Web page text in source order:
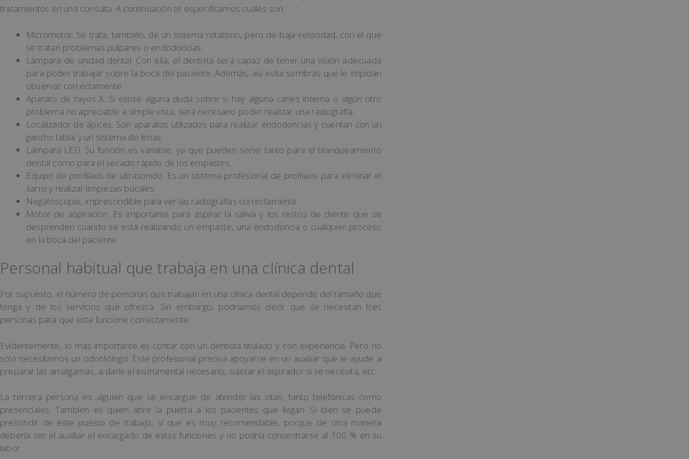
tratamientos en una consulta. A continuación te especificamos cuáles son:
Micromotor. Se trata, también, de un sistema rotatorio, pero de baja velocidad, con el que
se tratan problemas pulpares o endodoncias.
Lámpara de unidad dental. Con ella, el dentista será capaz de tener una visión adecuada
para poder trabajar sobre la boca del paciente. Además, así evita sombras que le impidan
observar correctamente.
Aparato de rayos X. Si existe alguna duda sobre si hay alguna caries interna o algún otro
problema no apreciable a simple vista, será necesario poder realizar una radiografía.
Localizador de ápices. Son aparatos utilizados para realizar endodoncias y cuentan con un
gancho labial y un sistema de limas.
Lámpara LED. Su función es variable, ya que pueden servir tanto para el blanqueamiento
dental como para el secado rápido de los empastes.
Equipo de profilaxis de ultrasonido. Es un sistema profesional de profilaxis para eliminar el
sarro y realizar limpiezas bucales.
Negatoscopio, imprescindible para ver las radiografías correctamente.
Motor de aspiración. Es importante para aspirar la saliva y los restos de diente que se
desprenden cuando se está realizando un empaste, una endodoncia o cualquier proceso
en la boca del paciente.
Personal habitual que trabaja en una clínica dental
Por supuesto, el número de personas que trabajan en una clínica dental depende del tamaño que
tenga y de los servicios que ofrezca. Sin embargo, podríamos decir que se necesitan tres
personas para que esta funcione correctamente.
Evidentemente, lo más importante es contar con un dentista titulado y con experiencia. Pero no
solo necesitamos un odontólogo. Este profesional precisa apoyarse en un auxiliar que le ayude a
preparar las amalgamas, a darle el instrumental necesario, sujetar el aspirador si se necesita, etc.
La tercera persona es alguien que se encargue de atender las citas, tanto telefónicas como
presenciales. También es quien abre la puerta a los pacientes que llegan. Si bien se puede
prescindir de este puesto de trabajo, sí que es muy recomendable, porque de otra manera
debería ser el auxiliar el encargado de estas funciones y no podría concentrarse al 100 % en su
labor.